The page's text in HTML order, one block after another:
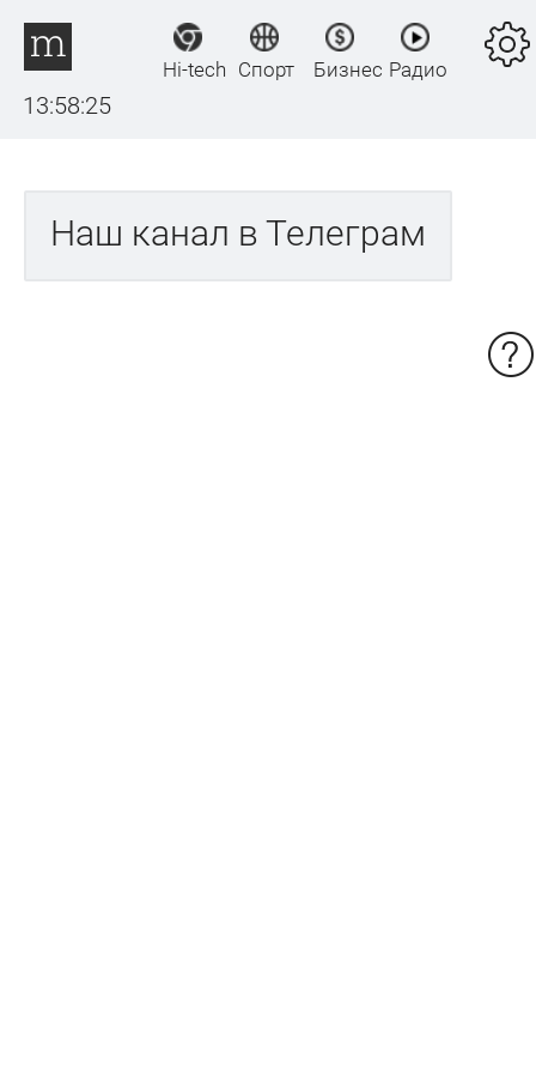
13:58:25
Hi-tech Спорт Бизнес Радио
Наш канал в Телеграм